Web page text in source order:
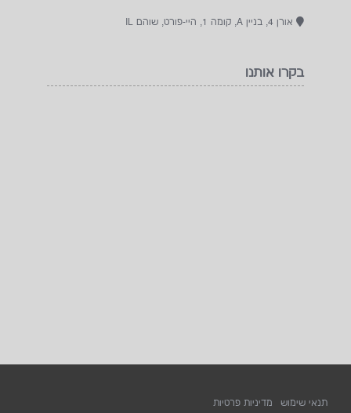
אורן 4, בניין A, קומה 1, היי-פורט, שוהם IL
בקרו אותנו
תנאי שימוש מדיניות פרטיות